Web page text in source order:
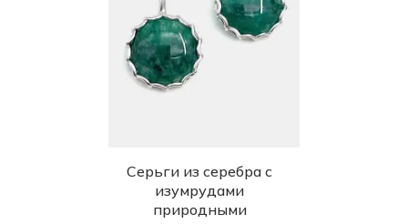
Серьги из серебра с
изумрудами
природными